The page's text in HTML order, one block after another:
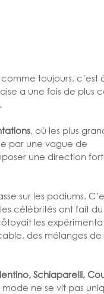
toujours, c’est
a une fois de plus
.
, où les plus
par une vague de
une direction
sur les podiums.
les célébrités ont fait
les
des mélanges de
Schiaparelli,
ne se vit pas